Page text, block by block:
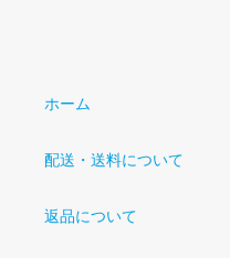
ホーム
配送・送料について
返品について